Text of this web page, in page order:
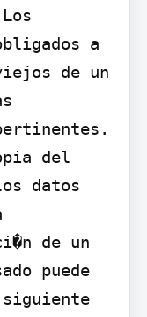
a
de un
del
datos
de un
puede